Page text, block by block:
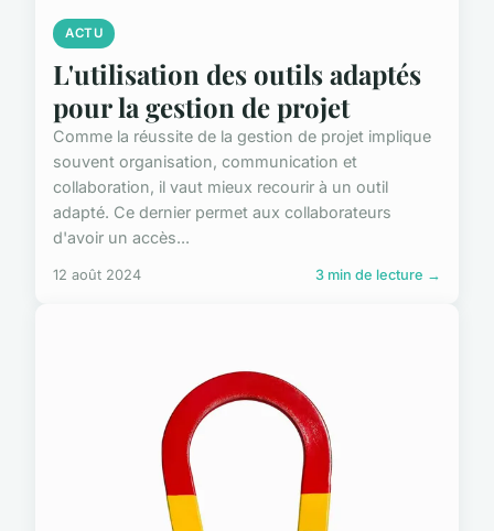
ACTU
L'utilisation des outils adaptés
pour la gestion de projet
Comme la réussite de la gestion de projet implique
souvent organisation, communication et
collaboration, il vaut mieux recourir à un outil
adapté. Ce dernier permet aux collaborateurs
d'avoir un accès...
12 août 2024 3 min de lecture →